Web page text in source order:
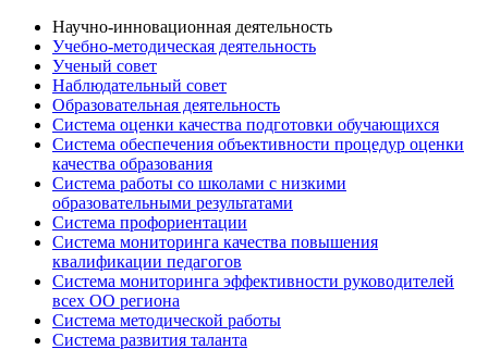
Научно-инновационная деятельность
Учебно-методическая деятельность
Ученый совет
Наблюдательный совет
Образовательная деятельность
Система оценки качества подготовки обучающихся
Система обеспечения объективности процедур оценки
качества образования
Система работы со школами с низкими
образовательными результатами
Система профориентации
Система мониторинга качества повышения
квалификации педагогов
Система мониторинга эффективности руководителей
всех ОО региона
Система методической работы
Система развития таланта